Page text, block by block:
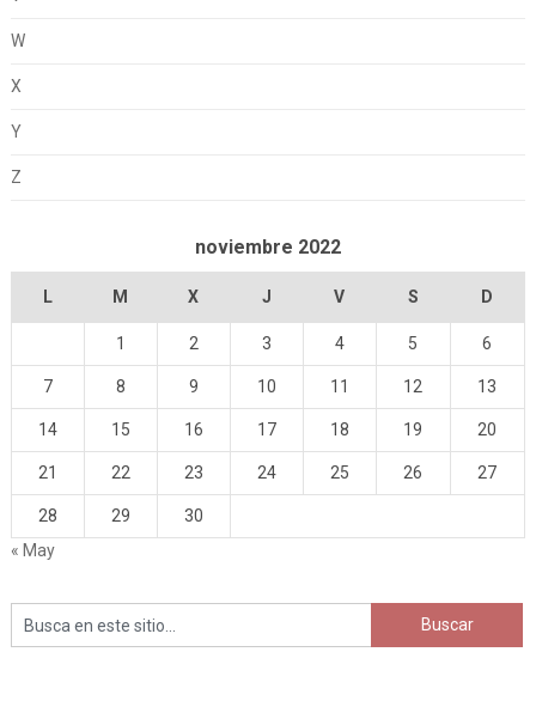
W
X
Y
Z
noviembre 2022
L M X J V S D
1 2 3 4 5 6
7 8 9 10 11 12 13
14 15 16 17 18 19 20
21 22 23 24 25 26 27
28 29
30
« May